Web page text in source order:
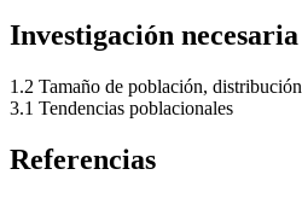
Investigación necesaria
1.2 Tamaño de población,
3.1 Tendencias poblacionales
Referencias